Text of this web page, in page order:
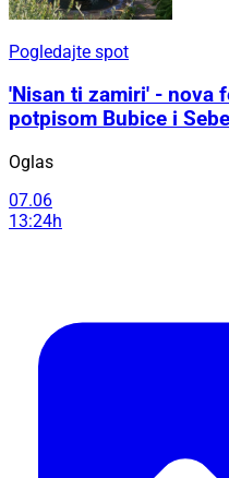
Pogledajte spot
'Nisan ti zamiri' - nova
potpisom Bubice i
Oglas
07.06
13:24h